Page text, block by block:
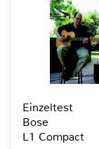
Einzeltest
Bose
L1 Compact